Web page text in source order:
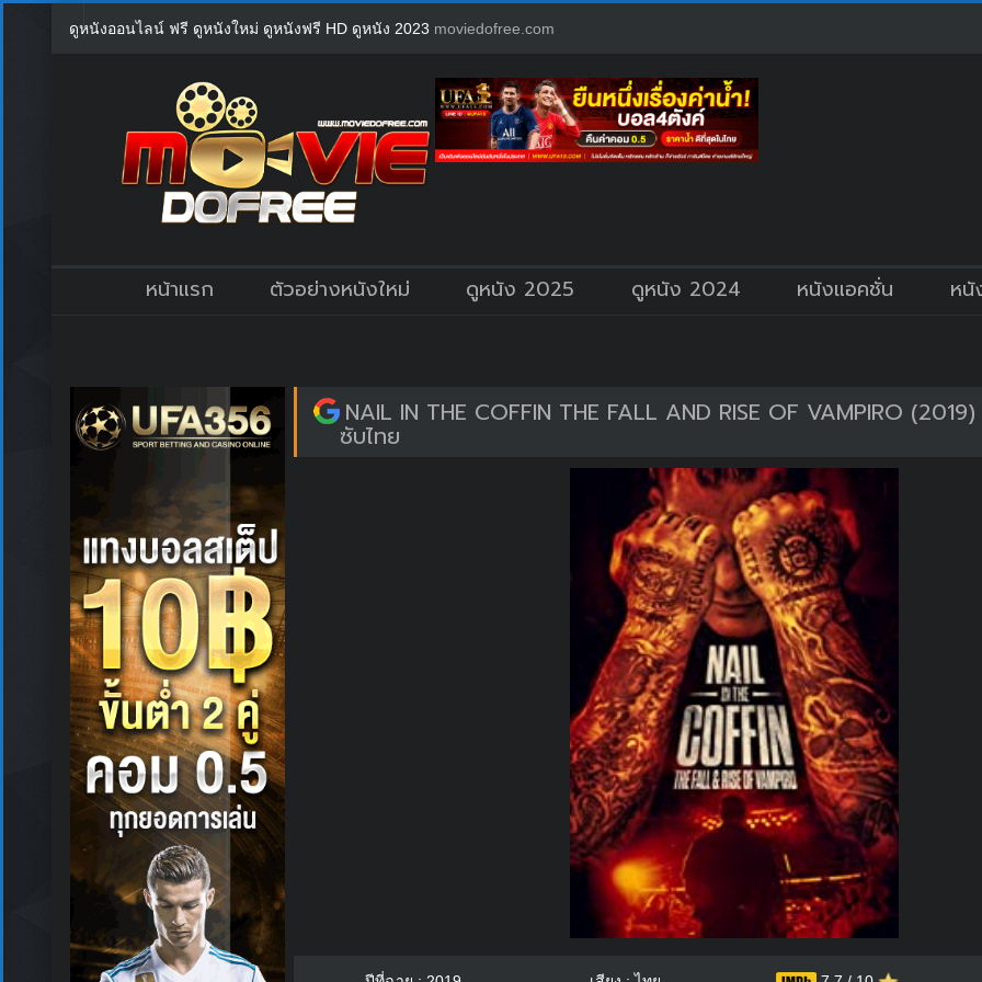
ดูหนังออนไลน์ ฟรี ดูหนังใหม่ ดูหนังฟรี HD ดูหนัง 2023 moviedofree.com
หน้าแรก ตัวอย่างหนังใหม่ ดูหนัง 2025 ดูหนัง 2024 หนังแอคชั่น หนั
NAIL IN THE COFFIN THE FALL AND RISE OF VAMPIRO (2019)
ซับไทย